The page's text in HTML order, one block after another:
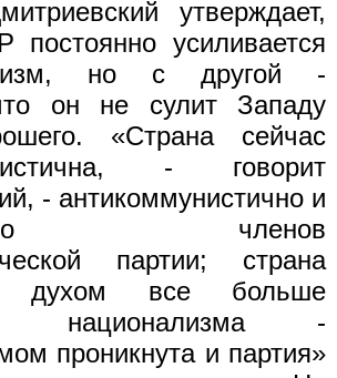
утверждает,
усиливается
но с другой -
он не сулит Западу
«Страна сейчас
- говорит
- антикоммунистично и
членов
партии; страна
духом все больше
национализма -
проникнута и партия»